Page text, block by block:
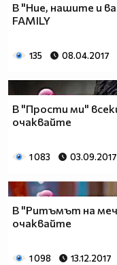
В "Ние, нашите и
FAMILY
135 08.04.2017
В "Прости ми"
очаквайте
1 083 03.09.2017
В "Ритъмът на
очаквайте
1 098 13.12.2017